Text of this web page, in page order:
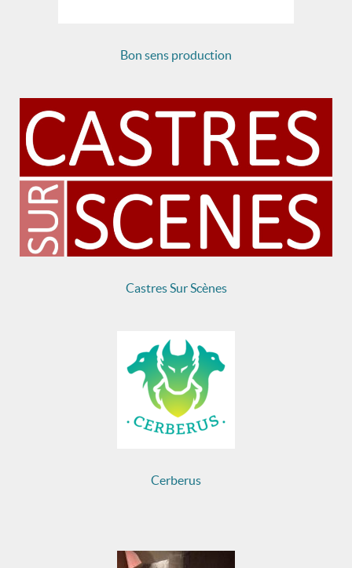
Bon sens production
Castres Sur Scènes
Cerberus